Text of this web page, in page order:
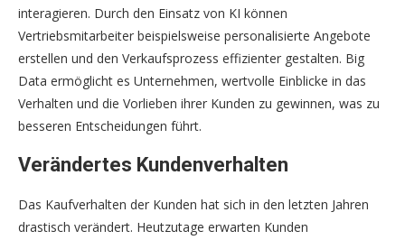
interagieren. Durch den Einsatz von KI können
Vertriebsmitarbeiter beispielsweise personalisierte Angebote
erstellen und den Verkaufsprozess effizienter gestalten. Big
Data ermöglicht es Unternehmen, wertvolle Einblicke in das
Verhalten und die Vorlieben ihrer Kunden zu gewinnen, was zu
besseren Entscheidungen führt.
Verändertes Kundenverhalten
Das Kaufverhalten der Kunden hat sich in den letzten Jahren
drastisch verändert. Heutzutage erwarten Kunden